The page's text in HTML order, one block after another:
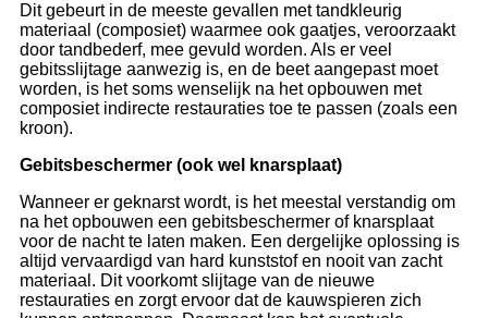
Dit gebeurt in de meeste gevallen met tandkleurig
materiaal (composiet) waarmee ook gaatjes, veroorzaakt
door tandbederf, mee gevuld worden. Als er veel
gebitsslijtage aanwezig is, en de beet aangepast moet
worden, is het soms wenselijk na het opbouwen met
composiet indirecte restauraties toe te passen (zoals een
kroon).
Gebitsbeschermer (ook wel knarsplaat)
Wanneer er geknarst wordt, is het meestal verstandig om
na het opbouwen een gebitsbeschermer of knarsplaat
voor de nacht te laten maken. Een dergelijke oplossing is
altijd vervaardigd van hard kunststof en nooit van zacht
materiaal. Dit voorkomt slijtage van de nieuwe
restauraties en zorgt ervoor dat de kauwspieren zich